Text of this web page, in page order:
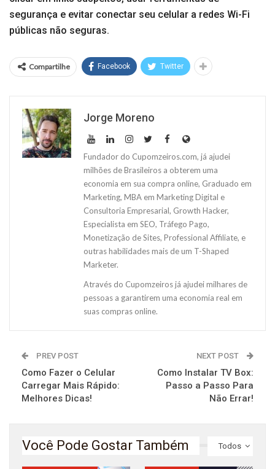
segurança e evitar conectar seu celular a redes Wi-Fi
públicas não seguras.
Compartilhe Facebook Twitter
Jorge Moreno
Fundador do Cupomzeiros.com, já ajudei
milhões de Brasileiros a obterem uma
economia em sua compra online, Graduado em
Marketing, MBA em Marketing Digital e
Consultoria Empresarial, Growth Hacker,
Especialista em SEO, Tráfego Pago,
Monetização de Sites, Professional Affiliate, e
outras habilidades mais de um T-Shaped
Marketer.
Através do Cupomzeiros já ajudei milhares de
pessoas a garantirem uma economia real em
suas compras online.
PREV POST
Como Fazer o Celular
Carregar Mais Rápido:
Melhores Dicas!
NEXT POST
Como Instalar TV Box:
Passo a Passo Para
Não Errar!
Todos
Você Pode Gostar Também